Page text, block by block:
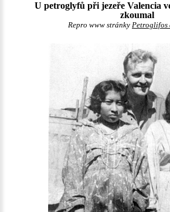
U petroglyfů při jezeře Valencia
zkoumal
Repro www stránky Petroglifos